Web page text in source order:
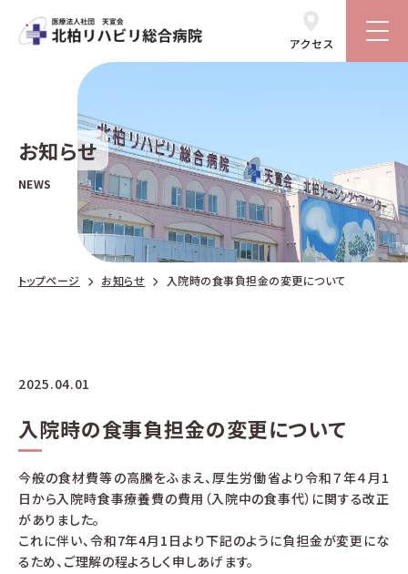
お知らせ
NEWS
トップページ お知らせ 入院時の食事負担金の変更について
2025.04.01
入院時の食事負担金の変更について
今般の食材費等の高騰をふまえ、厚生労働省より令和７年４月1
日から入院時食事療養費の費用（入院中の食事代）に関する改正
がありました。
これに伴い、令和7年4月1日より下記のように負担金が変更にな
るため、ご理解の程よろしく申しあげます。